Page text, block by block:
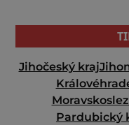
Jihočeský kraj
Pardubický